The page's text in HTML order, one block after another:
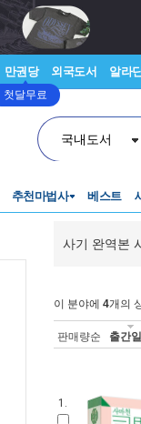
만권당
첫달무료
외국도서 알라
국내도서
추천마법사 베스트
사기 완역본
이 분야에 4개의
판매량순 출간
1.